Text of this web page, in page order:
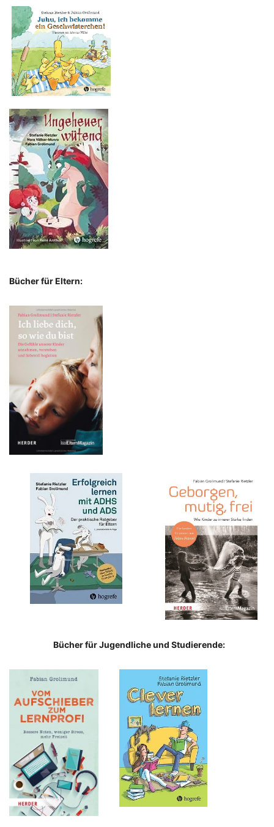
Bücher für Eltern:
Bücher für Jugendliche und Studierende: